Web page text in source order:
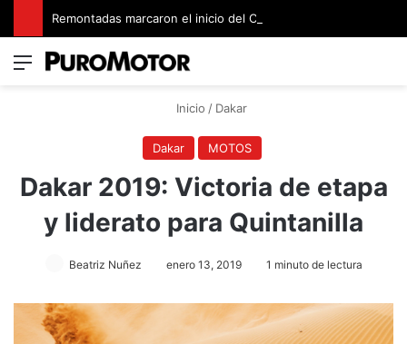
Menú
Inicio / Dakar
Dakar MOTOS
Dakar 2019: Victoria de etapa
y liderato para Quintanilla
Beatriz Nuñez enero 13, 2019 1 minuto de lectura